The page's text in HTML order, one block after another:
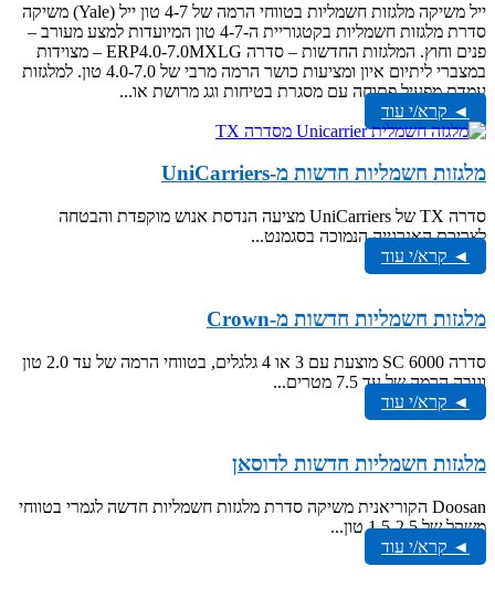
ייל משיקה מלגזות חשמליות בטווחי הרמה של 4-7 טון ייל (Yale) משיקה
סדרת מלגזות חשמליות בקטגוריית ה-4-7 טון המיועדות למצע מעורב –
פנים וחוץ. המלגזות החדשות – סדרה ERP4.0-7.0MXLG – מצוידות
במצברי ליתיום איון ומציעות כושר הרמה מרבי של 4.0-7.0 טון. למלגזות
עמדת מפעיל פתוחה עם מסגרת בטיחות וגג מרושת או...
◄ קרא/י עוד
מלגזות חשמליות חדשות מ-UniCarriers
סדרה TX של UniCarriers מציעה הנדסת אנוש מוקפדת והבטחה
לצריכת האנרגייה הנמוכה בסגמנט...
◄ קרא/י עוד
מלגזות חשמליות חדשות מ-Crown
סדרה SC 6000 מוצעת עם 3 או 4 גלגלים, בטווחי הרמה של עד 2.0 טון
וגובה הרמה של עד 7.5 מטרים...
◄ קרא/י עוד
מלגזות חשמליות חדשות לדוסאן
Doosan הקוריאנית משיקה סדרת מלגזות חשמליות חדשה לגמרי בטווחי
משקל של 1.5-2.5 טון...
◄ קרא/י עוד